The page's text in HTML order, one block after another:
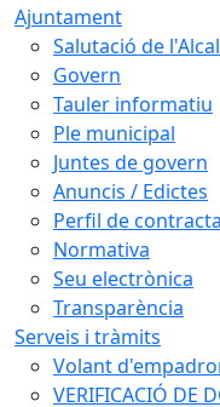
Ajuntament
Salutació de
Govern
Tauler informatiu
Ple municipal
Juntes de govern
Anuncis / Edictes
Perfil de
Normativa
Seu electrònica
Transparència
Serveis i tràmits
Volant
VERIFICACIÓ DE